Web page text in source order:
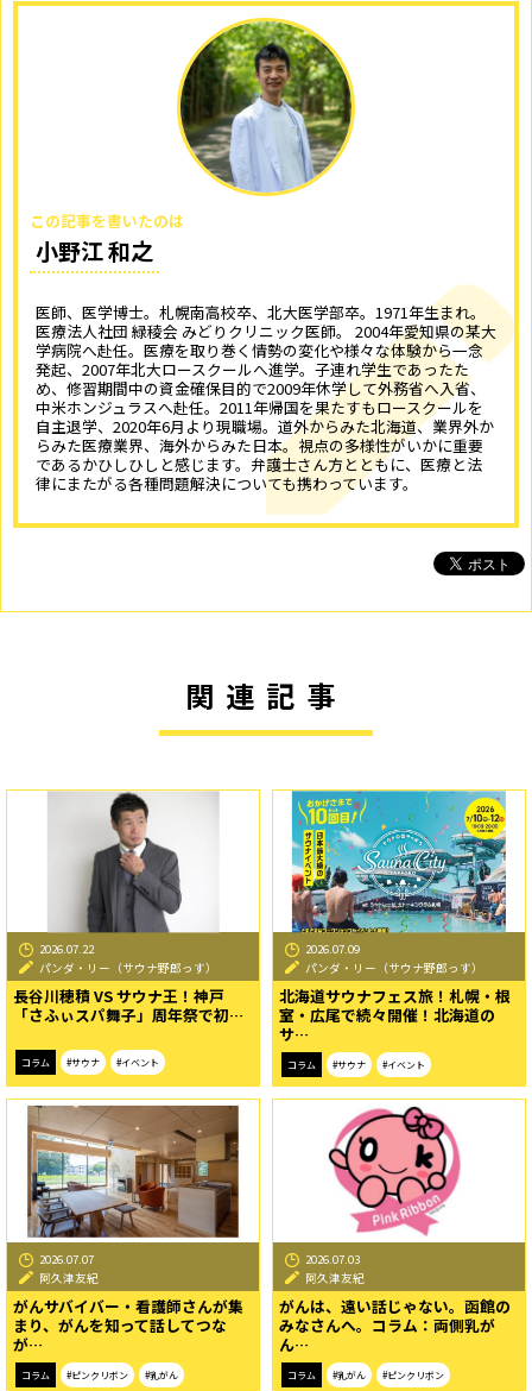
この記事を書いたのは
小野江 和之
医師、医学博士。札幌南高校卒、北大医学部卒。1971年生まれ。
医療法人社団 緑稜会 みどりクリニック医師。 2004年愛知県の某大
学病院へ赴任。医療を取り巻く情勢の変化や様々な体験から一念
発起、2007年北大ロースクールへ進学。子連れ学生であったた
め、修習期間中の資金確保目的で2009年休学して外務省へ入省、
中米ホンジュラスへ赴任。2011年帰国を果たすもロースクールを
自主退学、2020年6月より現職場。道外からみた北海道、業界外か
らみた医療業界、海外からみた日本。視点の多様性がいかに重要
であるかひしひしと感じます。弁護士さん方とともに、医療と法
律にまたがる各種問題解決についても携わっています。
関連記事
2026.07.22
パンダ・リー（サウナ野郎っす）
長谷川穂積 VS サウナ王！神戸
「さふぃスパ舞子」周年祭で初…
コラム #サウナ #イベント
2026.07.09
パンダ・リー（サウナ野郎っす）
北海道サウナフェス旅！札幌・根
室・広尾で続々開催！北海道の
サ…
コラム #サウナ #イベント
2026.07.07
阿久津友紀
がんサバイバー・看護師さんが集
まり、がんを知って話してつな
が…
コラム #ピンクリボン #乳がん
2026.07.03
阿久津友紀
がんは、遠い話じゃない。函館の
みなさんへ。コラム：両側乳が
ん…
コラム #乳がん #ピンクリボン